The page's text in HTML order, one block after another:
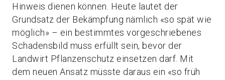
Hinweis dienen können. Heute lautet der
Grundsatz der Bekämpfung nämlich «so spät wie
möglich» – ein bestimmtes vorgeschriebenes
Schadensbild muss erfüllt sein, bevor der
Landwirt Pflanzenschutz einsetzen darf. Mit
dem neuen Ansatz müsste daraus ein «so früh